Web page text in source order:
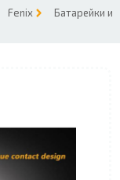
Fenix
Батарейки и